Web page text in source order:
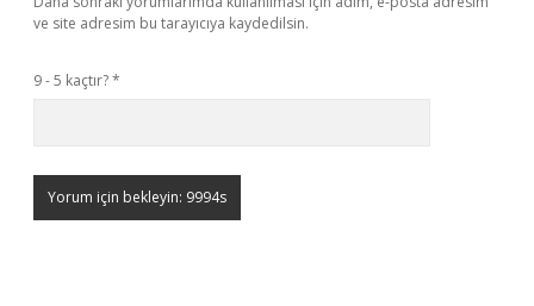
ve site adresim bu tarayıcıya kaydedilsin.
9 - 5 kaçtır?*